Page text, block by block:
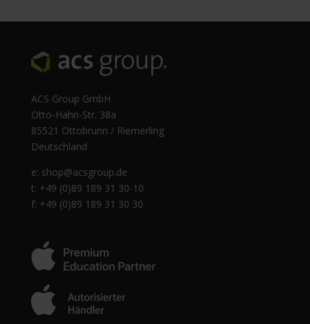
ACS Group GmbH
Otto-Hahn-Str. 38a
85521 Ottobrunn / Riemerling
Deutschland
e: shop@acsgroup.de
t: +49 (0)89 189 31 30-10
f: +49 (0)89 189 31 30 30